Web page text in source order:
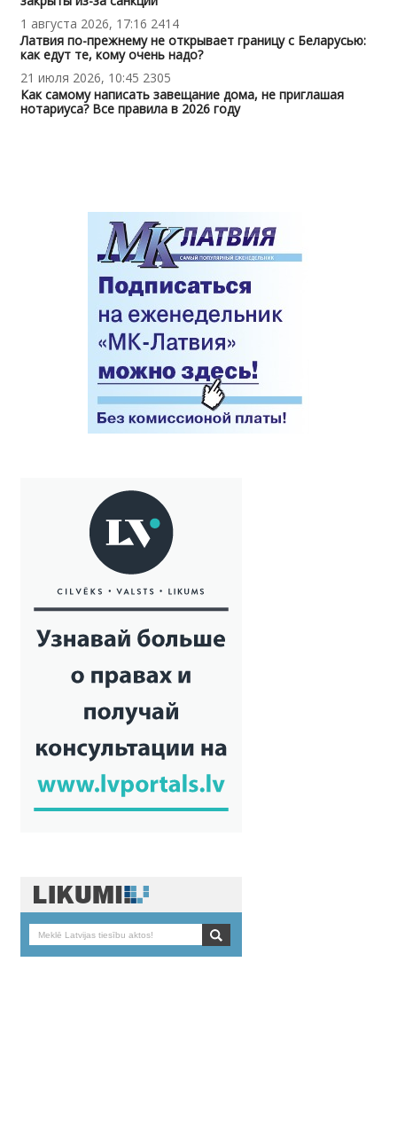
1 августа 2026, 17:16 2414
Латвия по-прежнему не открывает границу с Беларусью:
как едут те, кому очень надо?
21 июля 2026, 10:45 2305
Как самому написать завещание дома, не приглашая
нотариуса? Все правила в 2026 году